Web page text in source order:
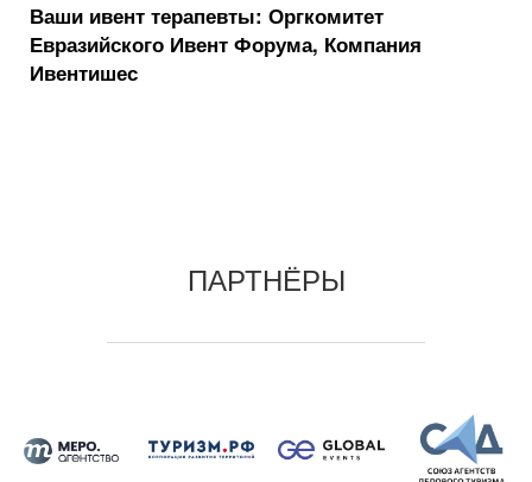
Ваши ивент терапевты: Оргкомитет
Евразийского Ивент Форума, Компания
Ивентишес
ПАРТНЁРЫ